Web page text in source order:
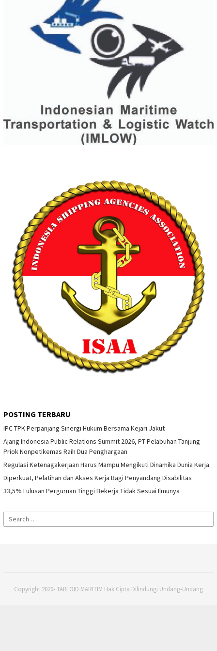
POSTING TERBARU
IPC TPK Perpanjang Sinergi Hukum Bersama Kejari Jakut
Ajang Indonesia Public Relations Summit 2026, PT Pelabuhan Tanjung
Priok Nonpetikemas Raih Dua Penghargaan
Regulasi Ketenagakerjaan Harus Mampu Mengikuti Dinamika Dunia Kerja
Diperkuat, Pelatihan dan Akses Kerja Bagi Penyandang Disabilitas
33,5% Lulusan Perguruan Tinggi Bekerja Tidak Sesuai Ilmunya
Search
for:
Copyright 2020- TABLOID MARITIM Hak Cipta Dilindungi Undang-Undang